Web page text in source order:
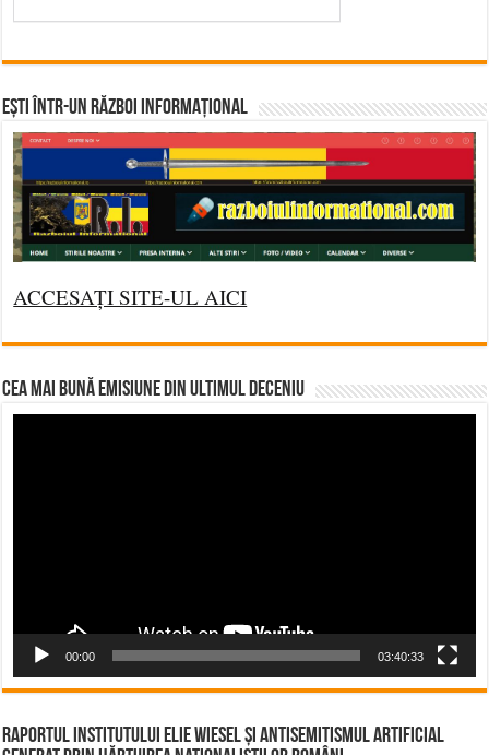
Ești într-un RĂZBOI INFORMAȚIONAL
ACCESAȚI SITE-UL AICI
CEA MAI BUNĂ EMISIUNE DIN ULTIMUL DECENIU
00:00 03:40:33
Raportul Institutului Elie Wiesel și Antisemitismul Artificial